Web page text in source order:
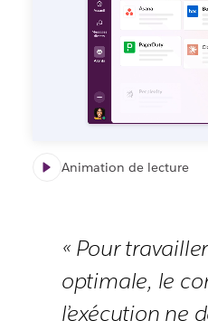
Animation de lecture
« Pour
optimale, le
l’exécution ne